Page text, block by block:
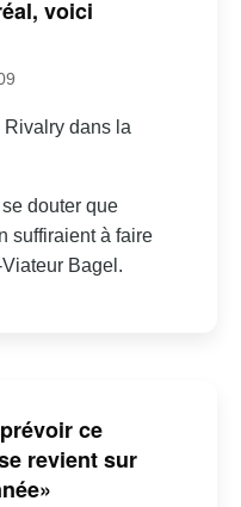
voici
Rivalry dans la
douter que
suffiraient à faire
Bagel.
ce
revient sur